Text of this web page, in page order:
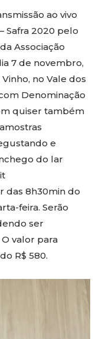
ao vivo
Safra 2020 pelo
Associação
7 de novembro,
no Vale dos
Denominação
quiser também
e
do lar
das 8h30min do
feira. Serão
ser
valor para
R$ 580.